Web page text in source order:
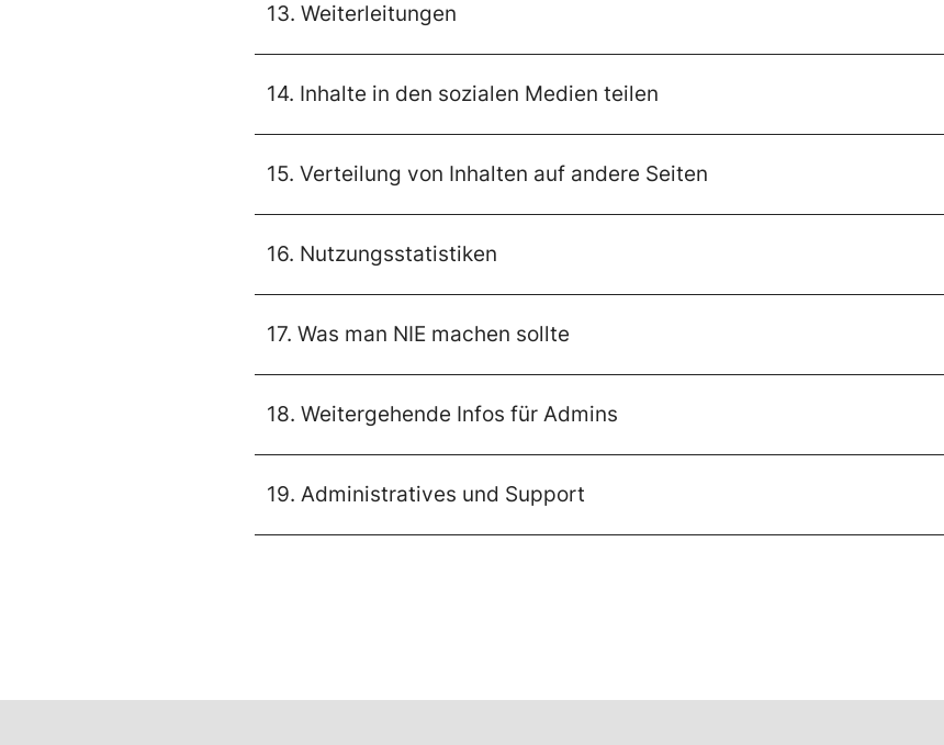
13. Weiterleitungen
14. Inhalte in den sozialen Medien teilen
15. Verteilung von Inhalten auf andere Seiten
16. Nutzungsstatistiken
17. Was man NIE machen sollte
18. Weitergehende Infos für Admins
19. Administratives und Support